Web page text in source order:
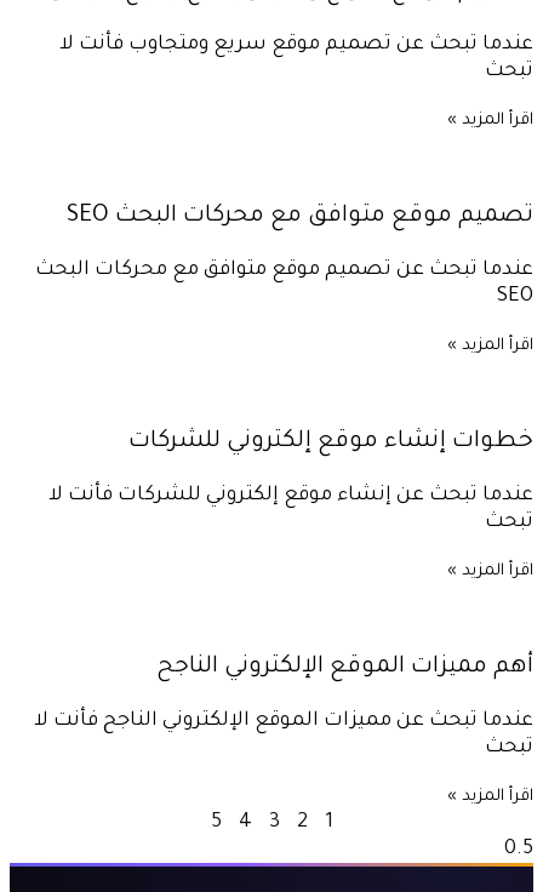
عندما تبحث عن تصميم موقع سريع ومتجاوب فأنت لا
تبحث
اقرأ المزيد »
تصميم موقع متوافق مع محركات البحث SEO
عندما تبحث عن تصميم موقع متوافق مع محركات البحث
SEO
اقرأ المزيد »
خطوات إنشاء موقع إلكتروني للشركات
عندما تبحث عن إنشاء موقع إلكتروني للشركات فأنت لا
تبحث
اقرأ المزيد »
أهم مميزات الموقع الإلكتروني الناجح
عندما تبحث عن مميزات الموقع الإلكتروني الناجح فأنت لا
تبحث
اقرأ المزيد »
1
2
3
4
5